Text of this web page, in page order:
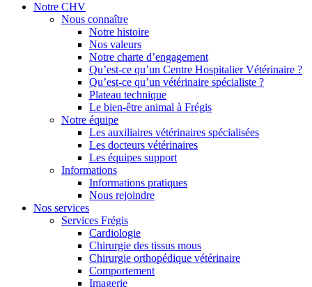
Notre CHV
Nous connaître
Notre histoire
Nos valeurs
Notre charte d’engagement
Qu’est-ce qu’un Centre Hospitalier Vétérinaire ?
Qu’est-ce qu’un vétérinaire spécialiste ?
Plateau technique
Le bien-être animal à Frégis
Notre équipe
Les auxiliaires vétérinaires spécialisées
Les docteurs vétérinaires
Les équipes support
Informations
Informations pratiques
Nous rejoindre
Nos services
Services Frégis
Cardiologie
Chirurgie des tissus mous
Chirurgie orthopédique vétérinaire
Comportement
Imagerie